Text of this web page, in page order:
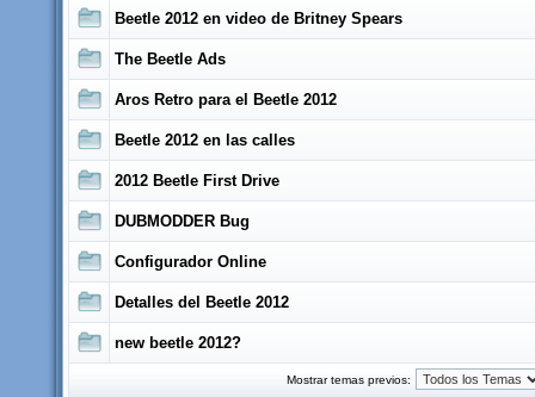
Beetle 2012 en video de Britney Spears
The Beetle Ads
Aros Retro para el Beetle 2012
Beetle 2012 en las calles
2012 Beetle First Drive
DUBMODDER Bug
Configurador Online
Detalles del Beetle 2012
new beetle 2012?
Mostrar temas previos: